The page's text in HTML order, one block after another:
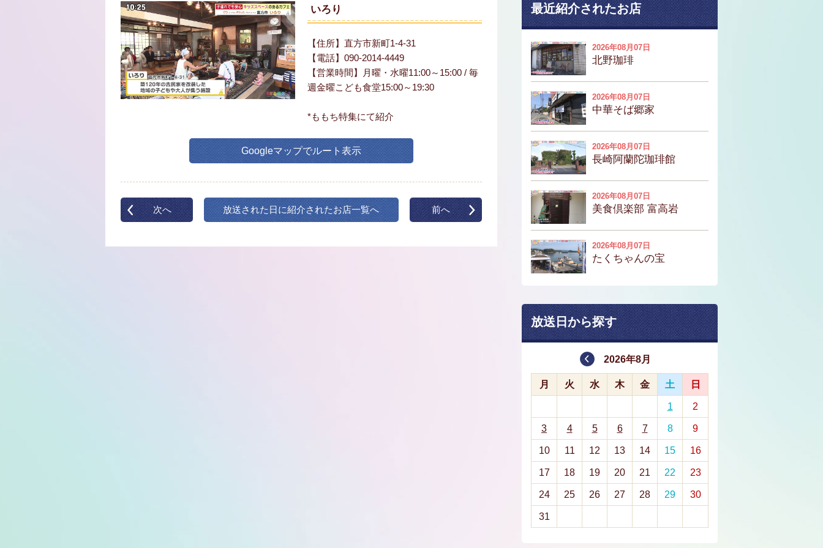
いろり
【住所】直方市新町1-4-31
【電話】090-2014-4449
【営業時間】月曜・水曜11:00～15:00 / 毎
週金曜こども食堂15:00～19:30
*ももち特集にて紹介
Googleマップでルート表示
次へ 放送された日に紹介されたお店一覧へ 前へ
最近紹介されたお店
2026年08月07日
北野珈琲
2026年08月07日
中華そば郷家
2026年08月07日
長崎阿蘭陀珈琲館
2026年08月07日
美食倶楽部 富高岩
2026年08月07日
たくちゃんの宝
放送日から探す
2026年8月
月 火 水 木 金 土 日
1 2
3 4 5 6 7 8 9
10 11 12 13 14 15 16
17 18 19 20 21 22 23
24 25 26 27 28 29 30
31